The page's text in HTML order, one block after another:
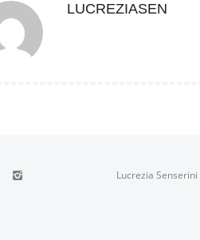
LUCREZIASEN
Lucrezia